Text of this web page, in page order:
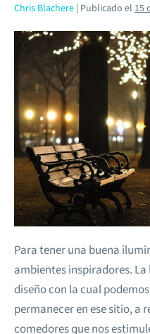
Chris Blachere | Publicado el 15
Para tener una buena
ambientes inspiradores.
diseño con la cual
permanecer en ese sitio, a
comedores que nos